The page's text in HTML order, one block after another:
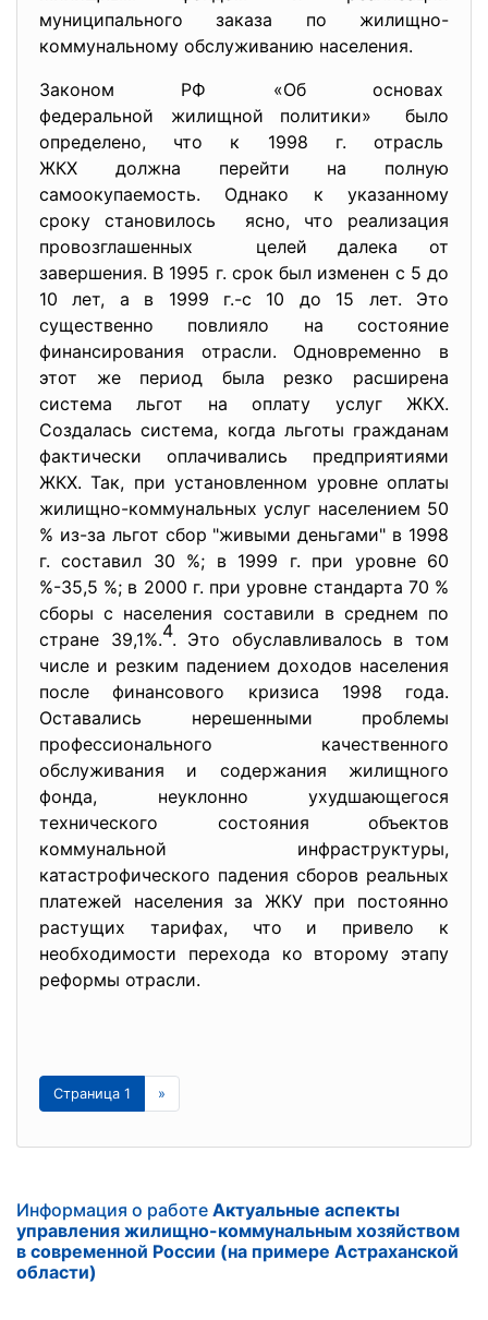
муниципального заказа по жилищно-
коммунальному обслуживанию населения.
Законом РФ «Об основах
федеральной жилищной политики» было
определено, что к 1998 г. отрасль
ЖКХ должна перейти на полную
самоокупаемость. Однако к указанному
сроку становилось ясно, что реализация
провозглашенных целей далека от
завершения. В 1995 г. срок был изменен с 5 до
10 лет, а в 1999 г.-с 10 до 15 лет. Это
существенно повлияло на состояние
финансирования отрасли. Одновременно в
этот же период была резко расширена
система льгот на оплату услуг ЖКХ.
Создалась система, когда льготы гражданам
фактически оплачивались предприятиями
ЖКХ. Так, при установленном уровне оплаты
жилищно-коммунальных услуг населением 50
% из-за льгот сбор "живыми деньгами" в 1998
г. составил 30 %; в 1999 г. при уровне 60
%-35,5 %; в 2000 г. при уровне стандарта 70 %
сборы с населения составили в среднем по
стране 39,1%.4. Это обуславливалось в том
числе и резким падением доходов населения
после финансового кризиса 1998 года.
Оставались нерешенными проблемы
профессионального качественного
обслуживания и содержания жилищного
фонда, неуклонно ухудшающегося
технического состояния объектов
коммунальной инфраструктуры,
катастрофического падения сборов реальных
платежей населения за ЖКУ при постоянно
растущих тарифах, что и привело к
необходимости перехода ко второму этапу
реформы отрасли.
Страница 1 »
Информация о работе Актуальные аспекты
управления жилищно-коммунальным хозяйством
в современной России (на примере Астраханской
области)